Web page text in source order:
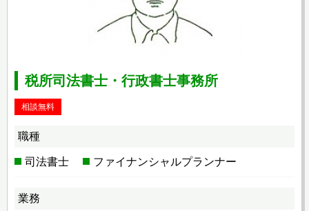
税所司法書士・行政書士事務所
相談無料
職種
司法書士 ファイナンシャルプランナー
業務